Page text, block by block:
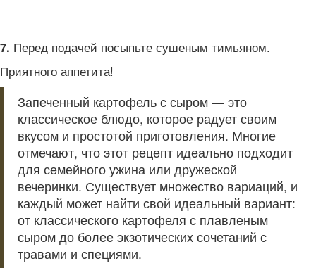
7. Перед подачей посыпьте сушеным тимьяном.
Приятного аппетита!
Запеченный картофель с сыром — это
классическое блюдо, которое радует своим
вкусом и простотой приготовления. Многие
отмечают, что этот рецепт идеально подходит
для семейного ужина или дружеской
вечеринки. Существует множество вариаций, и
каждый может найти свой идеальный вариант:
от классического картофеля с плавленым
сыром до более экзотических сочетаний с
травами и специями.